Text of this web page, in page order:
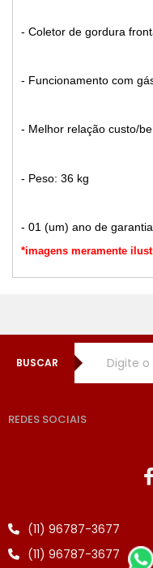
- Coletor de gordura
- Funcionamento com
- Melhor relação custo/
- Peso: 36 kg
- 01 (um) ano de
*imagens meramente
BUSCAR
REDES SOCIAIS
(11) 96787-3677
(11) 96787-3677